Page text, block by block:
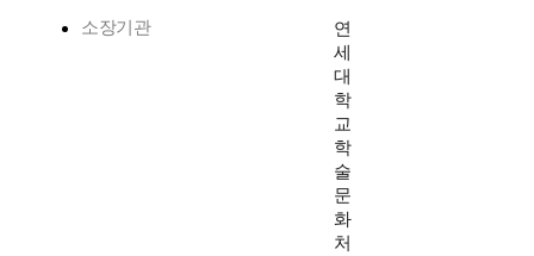
소장기관
연
세
대
학
교
학
술
문
화
처